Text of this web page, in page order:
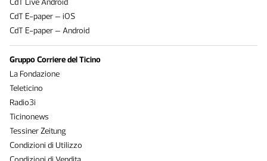
CdT Live Android
CdT E-paper – iOS
CdT E-paper – Android
Gruppo Corriere del Ticino
La Fondazione
Teleticino
Radio3i
Ticinonews
Tessiner Zeitung
Condizioni di Utilizzo